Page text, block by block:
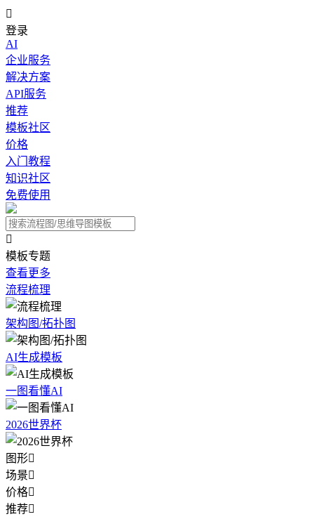

登录
AI
企业服务
解决方案
API服务
推荐
模板社区
价格
入门教程
知识社区
免费使用

模板专题
查看更多
流程梳理
架构图/拓扑图
AI生成模板
一图看懂AI
2026世界杯
图形
场景
价格
推荐